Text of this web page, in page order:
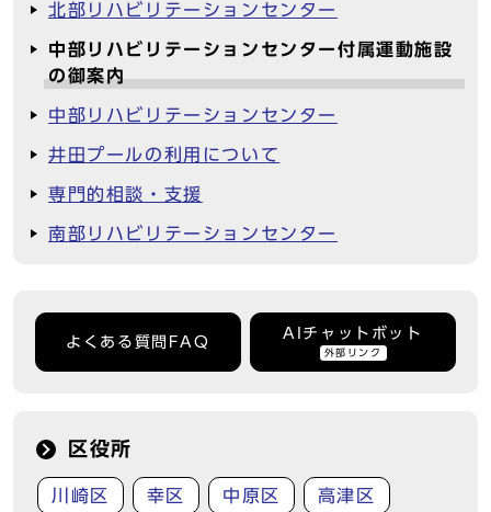
北部リハビリテーションセンター
中部リハビリテーションセンター付属運動施設
の御案内
中部リハビリテーションセンター
井田プールの利用について
専門的相談・支援
南部リハビリテーションセンター
よくある質問FAQ
AIチャットボット
外部リンク
区役所
川崎区 幸区 中原区 高津区